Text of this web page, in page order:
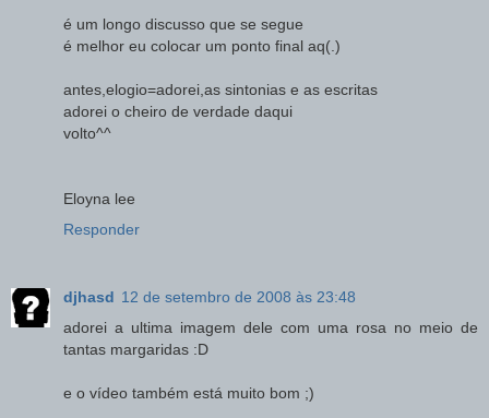
é um longo discusso que se segue
é melhor eu colocar um ponto final aq(.)
antes,elogio=adorei,as sintonias e as escritas
adorei o cheiro de verdade daqui
volto^^
Eloyna lee
Responder
djhasd 12 de setembro de 2008 às 23:48
adorei a ultima imagem dele com uma rosa no meio de
tantas margaridas :D
e o vídeo também está muito bom ;)